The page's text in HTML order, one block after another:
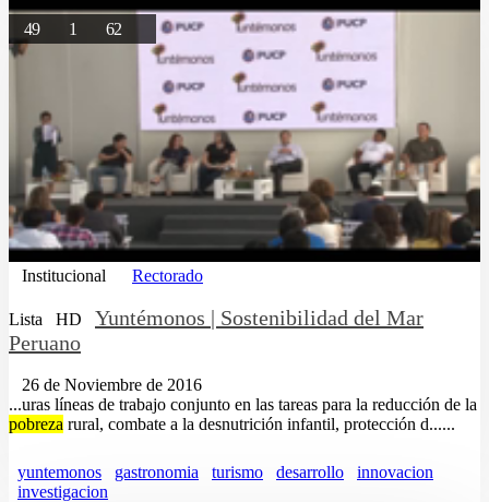
49 1 62
Institucional Rectorado
Lista HD
Yuntémonos | Sostenibilidad del Mar
Peruano
26 de Noviembre de 2016
...uras líneas de trabajo conjunto en las tareas para la reducción de la
pobreza rural, combate a la desnutrición infantil, protección d......
yuntemonos gastronomia turismo desarrollo
innovacion
investigacion